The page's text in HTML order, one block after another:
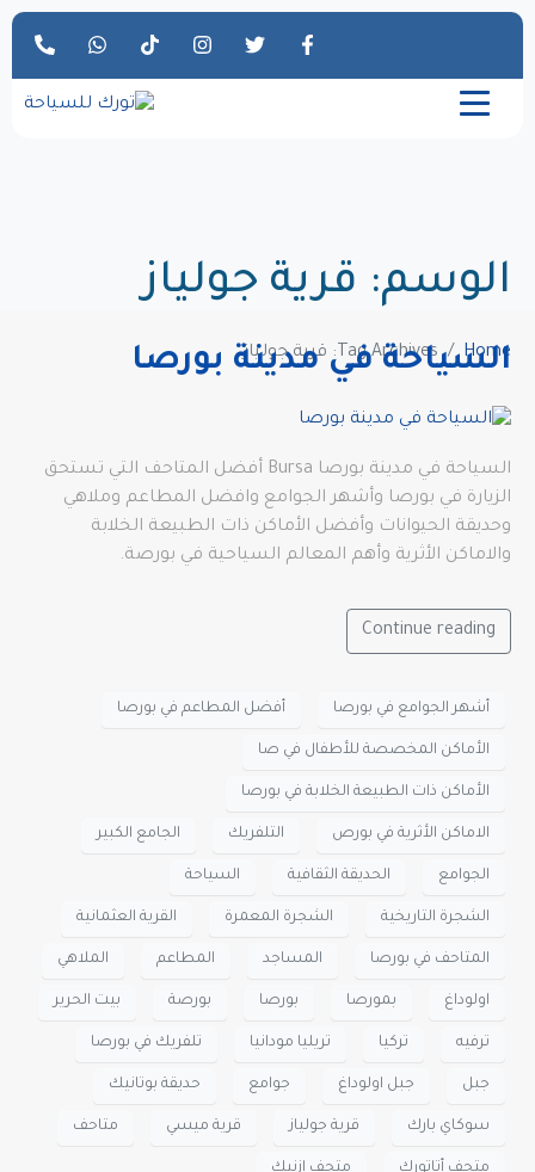
الوسم: قرية جولياز
Home Tag Archives: قرية جولياز
السياحة في مدينة بورصا
السياحة في مدينة بورصا Bursa أفضل المتاحف التي تستحق
الزيارة في بورصا وأشهر الجوامع وافضل المطاعم وملاهي
وحديقة الحيوانات وأفضل الأماكن ذات الطبيعة الخلابة
والاماكن الأثرية وأهم المعالم السياحية في بورصة.
Continue reading
أشهر الجوامع في بورصا أفضل المطاعم في بورصا
الأماكن المخصصة للأطفال في صا
الأماكن ذات الطبيعة الخلابة في بورصا
الاماكن الأثرية في بورص التلفريك الجامع الكبير
الجوامع الحديقة الثقافية السياحة
الشجرة التاريخية الشجرة المعمرة القرية العثمانية
المتاحف في بورصا المساجد المطاعم الملاهي
اولوداغ بمورصا بورصا بورصة بيت الحرير
ترفيه تركيا تريليا مودانيا تلفريك في بورصا
جبل جبل اولوداغ جوامع حديقة بوتانيك
سوكاي بارك قرية جولياز قرية ميسي متاحف